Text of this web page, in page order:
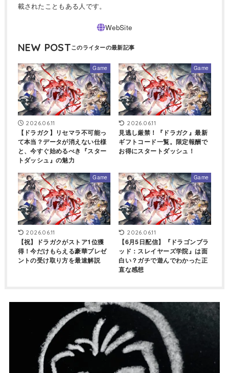
載されたこともある人です。
NEW POST
Game
2026.06.11
【ドラガク】リセマラ不可能っ
て本当？データが消えない仕様
と、今すぐ始めるべき『スター
トダッシュ』の魅力
Game
2026.06.11
見逃し厳禁！『ドラガク』最新
ギフトコード一覧。限定報酬で
お得にスタートダッシュ！
Game
2026.06.11
【祝】ドラガクがストア1位獲
得！今だけもらえる豪華プレゼ
ントの受け取り方を最速解説
Game
2026.06.11
【6月5日配信】『ドラゴンブラ
ッド：スレイヤーズ学院』は面
白い？ガチで遊んでわかった正
直な感想